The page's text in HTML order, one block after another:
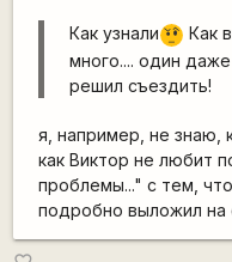
Как узнали??? Как
много.... один
решил съездить!
я, например, не знаю,
как Виктор не любит
проблемы..." с тем,
подробно выложил на